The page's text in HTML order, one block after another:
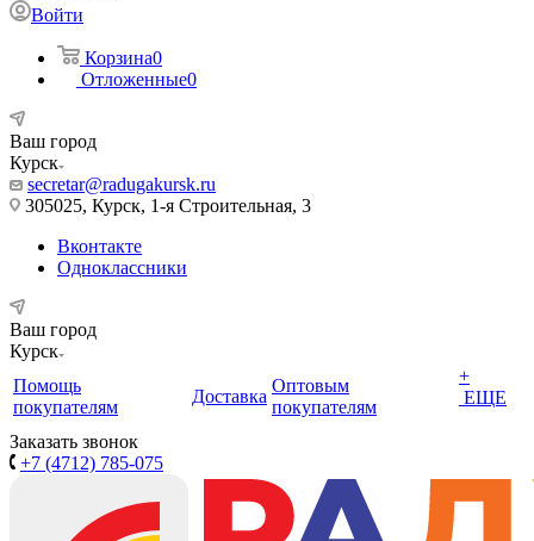
Войти
Корзина0
Отложенные0
Ваш город
Курск
secretar@radugakursk.ru
305025, Курск, 1-я Строительная, 3
Вконтакте
Одноклассники
Ваш город
Курск
Помощь
покупателям
Доставка
Оптовым
покупателям
+
ЕЩЕ
Заказать звонок
+7 (4712) 785-075